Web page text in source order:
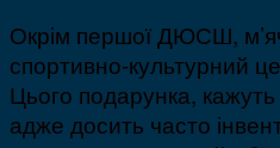
Окрім першої ДЮСШ,
спортивно-культурний
Цього подарунка,
адже досить часто